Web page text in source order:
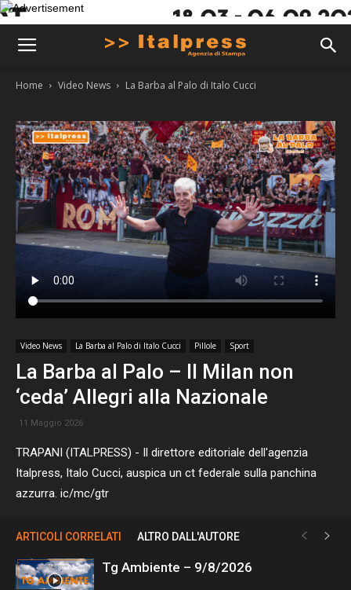
Home Video News La Barba al Palo di Italo Cucci
Video News La Barba al Palo di Italo Cucci Pillole Sport
La Barba al Palo – Il Milan non
‘ceda’ Allegri alla Nazionale
11 Maggio 2026
TRAPANI (ITALPRESS) - Il direttore editoriale dell'agenzia
Italpress, Italo Cucci, auspica un ct federale sulla panchina
azzurra. ic/mc/gtr
ARTICOLI CORRELATI ALTRO DALL'AUTORE
Tg Ambiente – 9/8/2026